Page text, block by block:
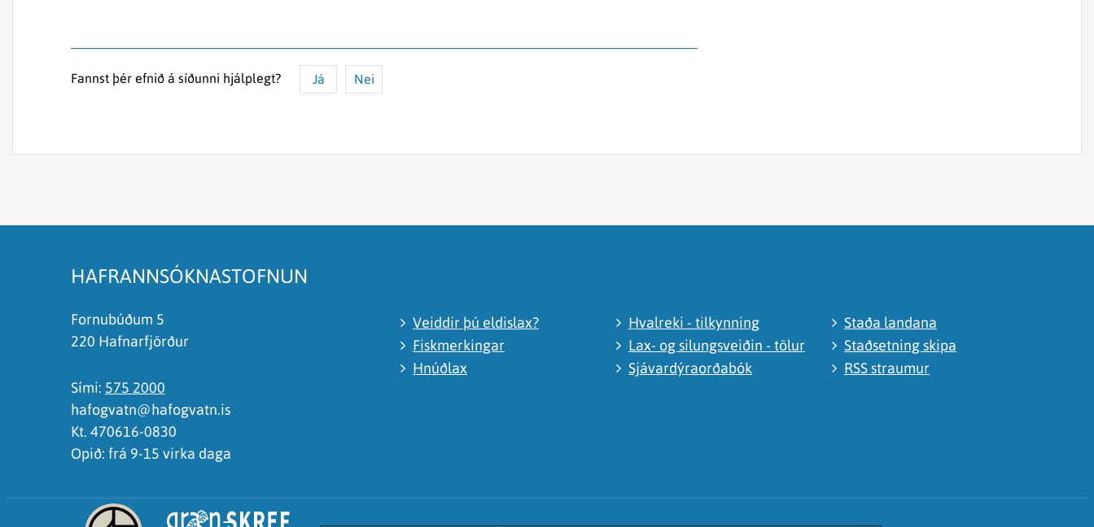
Fannst þér efnið á síðunni hjálplegt? Já Nei
HAFRANNSÓKNASTOFNUN
Fornubúðum 5
220 Hafnarfjörður
Sími: 575 2000
hafogvatn@hafogvatn.is
Kt. 470616-0830
Opið: frá 9-15 virka daga
Veiddir þú eldislax?
Fiskmerkingar
Hnúðlax
Hvalreki - tilkynning
Lax- og silungsveiðin - tölur
Sjávardýraorðabók
Staða landana
Staðsetning skipa
RSS straumur